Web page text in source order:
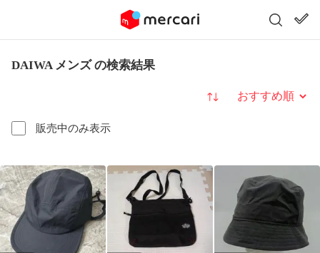
DAIWA メンズ の検索結果
販売中のみ表示
並び替え